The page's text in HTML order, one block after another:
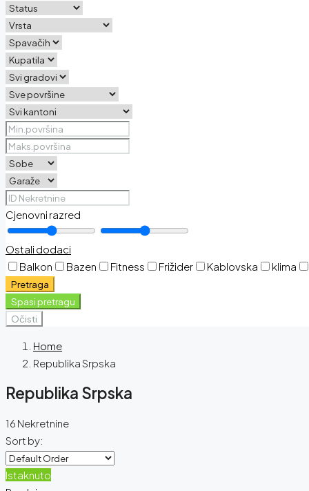
Cjenovni razred
Ostali dodaci
Balkon
Bazen Fitness Frižider Kablovska klima
Pretraga
Spasi pretragu
Očisti
Home
Republika Srpska
Republika Srpska
16 Nekretnine
Sort by:
Istaknuto